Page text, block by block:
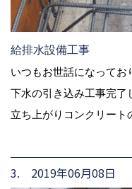
給排水設備工事
いつもお世話になってお
下水の引き込み工事完了
立ち上がりコンクリート
3. 2019年06月08日